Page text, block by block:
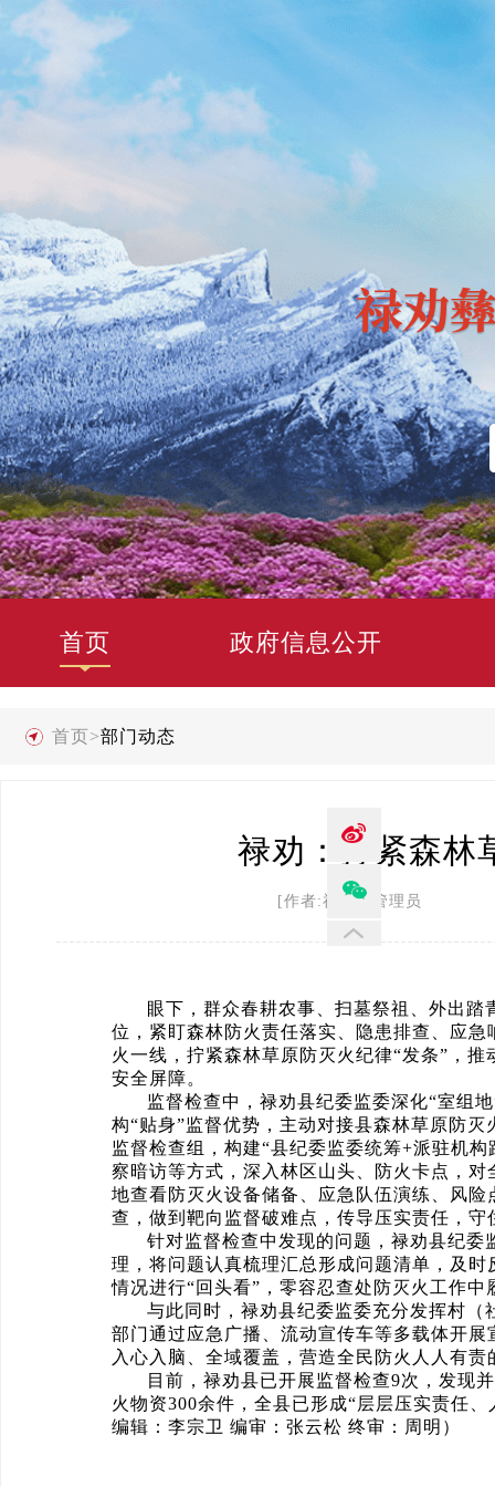
首页 政府信息公开
首页>部门动态
禄劝：拧紧森林
[作者:禄劝县管理员 发
眼下，群众春耕农事、扫墓祭祖、外出
位，紧盯森林防火责任落实、隐患排查、应
火一线，拧紧森林草原防灭火纪律“发条”，
安全屏障。
监督检查中，禄劝县纪委监委深化“室组
构“贴身”监督优势，主动对接县森林草原防
监督检查组，构建“县纪委监委统筹+派驻机
察暗访等方式，深入林区山头、防火卡点，
地查看防灭火设备储备、应急队伍演练、风
查，做到靶向监督破难点，传导压实责任，守
针对监督检查中发现的问题，禄劝县纪
理，将问题认真梳理汇总形成问题清单，及
情况进行“回头看”，零容忍查处防灭火工作
与此同时，禄劝县纪委监委充分发挥村
部门通过应急广播、流动宣传车等多载体开
入心入脑、全域覆盖，营造全民防火人人有责
目前，禄劝县已开展监督检查9次，发现
火物资300余件，全县已形成“层层压实责任
编辑：李宗卫 编审：张云松 终审：周明）